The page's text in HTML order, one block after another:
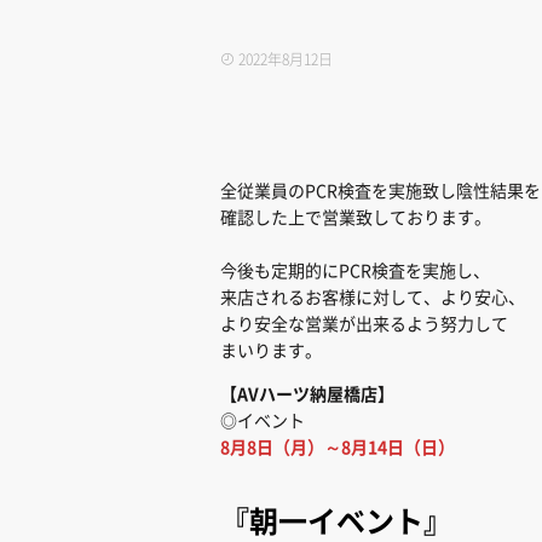
2022年8月12日
全従業員のPCR検査を実施致し陰性結果を
確認した上で営業致しております。
今後も定期的にPCR検査を実施し、
来店されるお客様に対して、より安心、
より安全な営業が出来るよう努力して
まいります。
【AVハーツ納屋橋店】
◎イベント
8月8日（月）～8月14日（日）
『朝一イベント』